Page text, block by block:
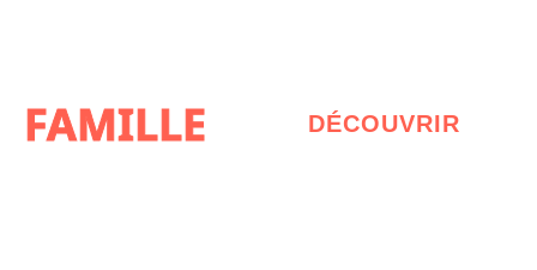
FAMILLE DÉCOUVRIR